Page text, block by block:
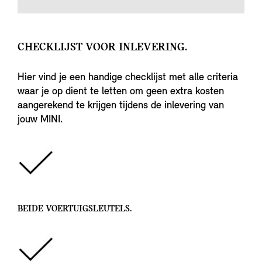
CHECKLIJST VOOR INLEVERING.
Hier vind je een handige checklijst met alle criteria
waar je op dient te letten om geen extra kosten
aangerekend te krijgen tijdens de inlevering van
jouw MINI.
BEIDE VOERTUIGSLEUTELS.